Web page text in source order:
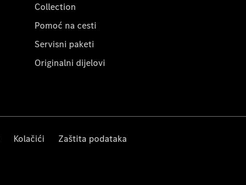
Collection
Pomoć na cesti
Servisni paketi
Originalni dijelovi
Kolačići Zaštita podataka